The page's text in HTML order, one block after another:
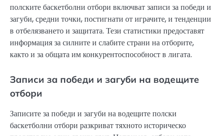
полските баскетболни отбори включват записи за победи и
загуби, средни точки, постигнати от играчите, и тенденции
в отбелязването и защитата. Тези статистики предоставят
информация за силните и слабите страни на отборите,
както и за общата им конкурентоспособност в лигата.
Записи за победи и загуби на водещите
отбори
Записите за победи и загуби на водещите полски
баскетболни отбори разкриват тяхното историческо